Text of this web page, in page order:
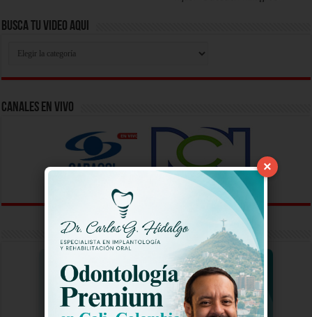
Busca Tu Video Aqui
Aqui
Canales En Vivo
×